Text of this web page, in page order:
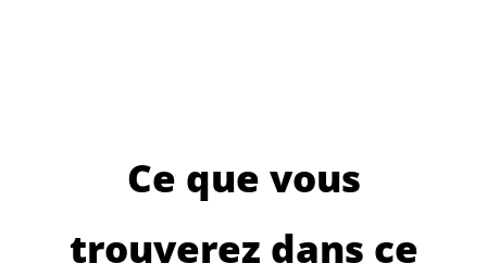
Ce que vous
trouverez dans ce